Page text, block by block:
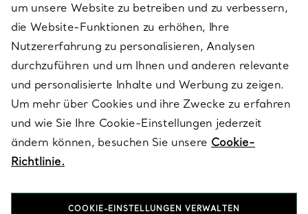
ÜBER TIFFANY & CO.
RECHTLICHE HINWEISE
FOLGEN SIE UNS
um unsere Website zu betreiben und zu verbessern,
die Website-Funktionen zu erhöhen, Ihre
Nutzererfahrung zu personalisieren, Analysen
durchzuführen und um Ihnen und anderen relevante
und personalisierte Inhalte und Werbung zu zeigen.
Um mehr über Cookies und ihre Zwecke zu erfahren
und wie Sie Ihre Cookie-Einstellungen jederzeit
ändern können, besuchen Sie unsere Cookie-
Richtlinie.
COOKIE-EINSTELLUNGEN VERWALTEN